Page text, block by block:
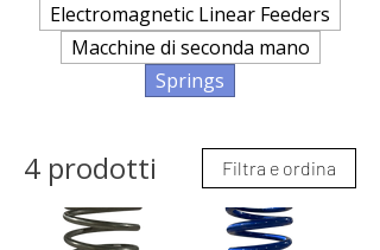
Electromagnetic Linear Feeders
Macchine di seconda mano
Springs
4 prodotti Filtra e ordina